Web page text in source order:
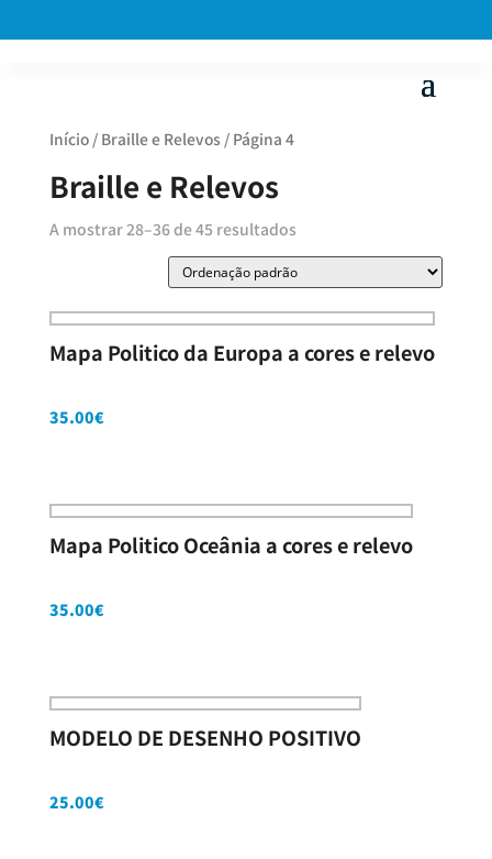
Início/ Braille e Relevos / Página 4
Braille e Relevos
A mostrar 28–36 de 45 resultados
Mapa Politico da Europa a cores e relevo
35.00€
Mapa Politico Oceânia a cores e relevo
35.00€
MODELO DE DESENHO POSITIVO
25.00€